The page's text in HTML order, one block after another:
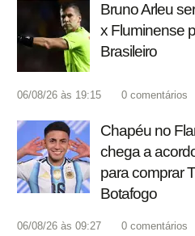
Bruno Arleu
x Fluminense
Brasileiro
06/08/26 às 19:15 0 comentários
Chapéu no
chega a
para comprar
Botafogo
06/08/26 às 09:27 0 comentários